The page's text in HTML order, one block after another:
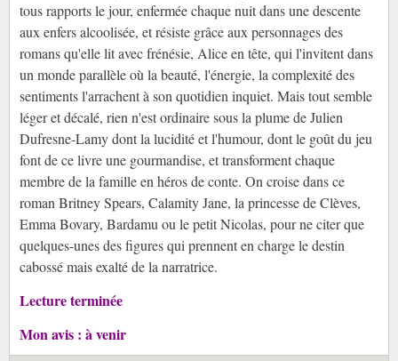
tous rapports le jour, enfermée chaque nuit dans une descente
aux enfers alcoolisée, et résiste grâce aux personnages des
romans qu'elle lit avec frénésie, Alice en tête, qui l'invitent dans
un monde parallèle où la beauté, l'énergie, la complexité des
sentiments l'arrachent à son quotidien inquiet. Mais tout semble
léger et décalé, rien n'est ordinaire sous la plume de Julien
Dufresne-Lamy dont la lucidité et l'humour, dont le goût du jeu
font de ce livre une gourmandise, et transforment chaque
membre de la famille en héros de conte. On croise dans ce
roman Britney Spears, Calamity Jane, la princesse de Clèves,
Emma Bovary, Bardamu ou le petit Nicolas, pour ne citer que
quelques-unes des figures qui prennent en charge le destin
cabossé mais exalté de la narratrice.
Lecture terminée
Mon avis : à venir